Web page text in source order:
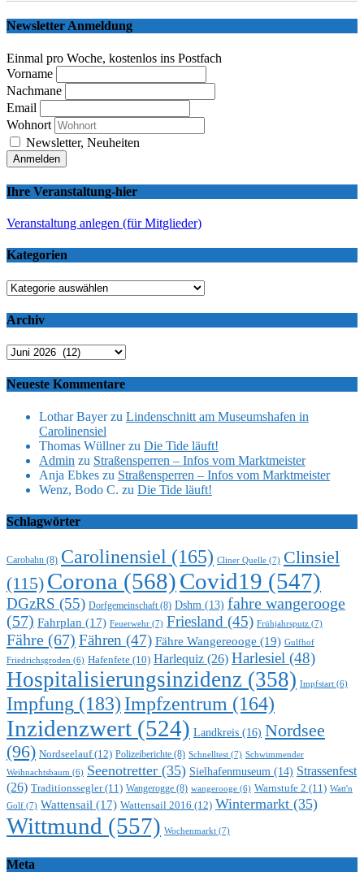
Newsletter Anmeldung
Einmal pro Woche, kostenlos ins Postfach
Vorname
Nachmane
Email
Wohnort
Newsletter, Neuheiten
Ihre Veranstaltung-hier
Veranstaltung anlegen (für Mitglieder)
Kategorien
Kategorien
Archiv
Archiv
Neueste Kommentare
Lothar Bayerzu Lindenschnitt am Museumshafen in
Carolinensiel
Thomas Wüllnerzu Die Tide läuft!
Admin zu Straßensperren – Infos vom Marktmeister
Anja Ebkes zu Straßensperren – Infos vom Marktmeister
Wenz, Bodo C. zu Die Tide läuft!
Schlagwörter
Carobahn (8) Carolinensiel (165) Cliner Quelle (7) Clinsiel
(115) Corona (568)Covid19 (547)
DGzRS (55) Dorfgemeinschaft(8) Dshm (13) fahre wangerooge
(57) Fahrplan (17) Feuerwehr (7) Friesland (45) Frühjahrsputz (7)
Fähre (67) Fähren (47) Fähre Wangereooge (19) Gulfhof
Friedrichsgroden (6) Hafenfete (10) Harlequiz (26) Harlesiel (48)
Hospitalisierungsinzidenz (358) Impfstart (6)
Impfung (183) Impfzentrum (164)
Inzidenzwert (524) Landkreis (16) Nordsee
(96) Nordseelauf(12) Polizeiberichte (8) Schnelltest (7) Schwimmender
Weihnachtsbaum (6) Seenotretter (35) Sielhafenmuseum (14) Strassenfest
(26) Traditionssegler(11) Wangerogge (8) wangerooge (6) Warnstufe 2 (11) Watt'n
Golf (7) Wattensail (17) Wattensail 2016 (12) Wintermarkt (35)
Wittmund (557) Wochenmarkt (7)
Meta